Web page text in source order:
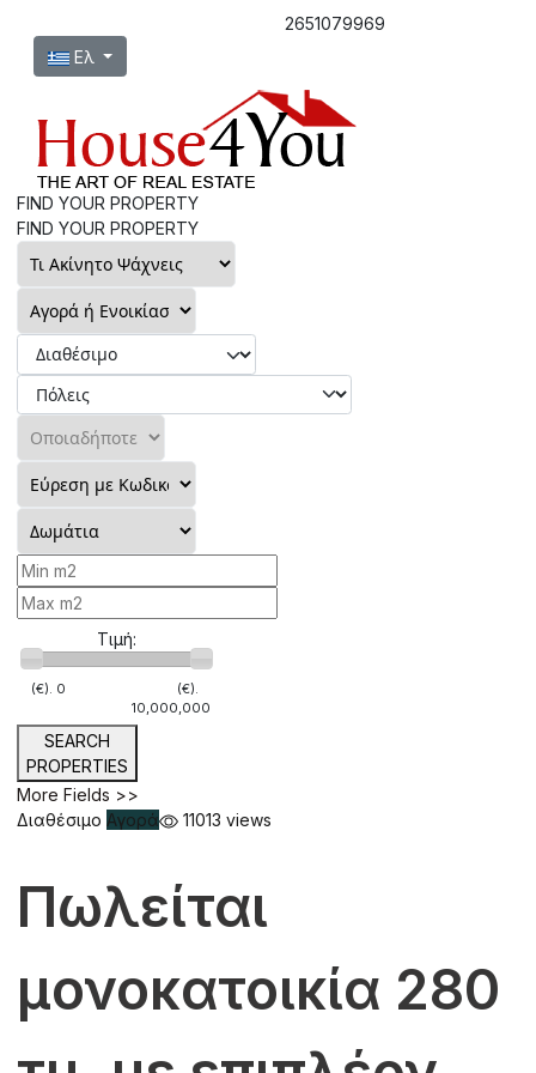
2651079969
Επιλέξτε τη γλώσσα σας
Ελ
FIND YOUR PROPERTY
FIND YOUR PROPERTY
Τιμή:
(€). 0
(€).
10,000,000
SEARCH
PROPERTIES
More Fields >>
Διαθέσιμο Αγορά 11013 views
Πωλείται
μονοκατοικία 280